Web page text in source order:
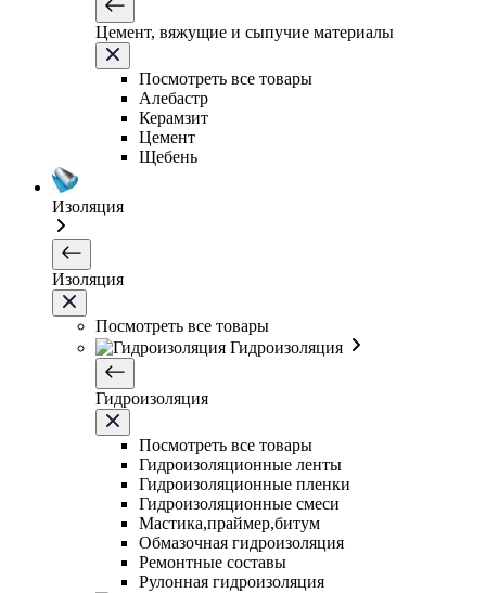
Цемент, вяжущие и сыпучие материалы
Посмотреть все товары
Алебастр
Керамзит
Цемент
Щебень
Изоляция
Изоляция
Посмотреть все товары
Гидроизоляция
Гидроизоляция
Посмотреть все товары
Гидроизоляционные ленты
Гидроизоляционные пленки
Гидроизоляционные смеси
Мастика,праймер,битум
Обмазочная гидроизоляция
Ремонтные составы
Рулонная гидроизоляция